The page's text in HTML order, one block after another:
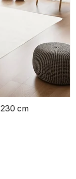
cm